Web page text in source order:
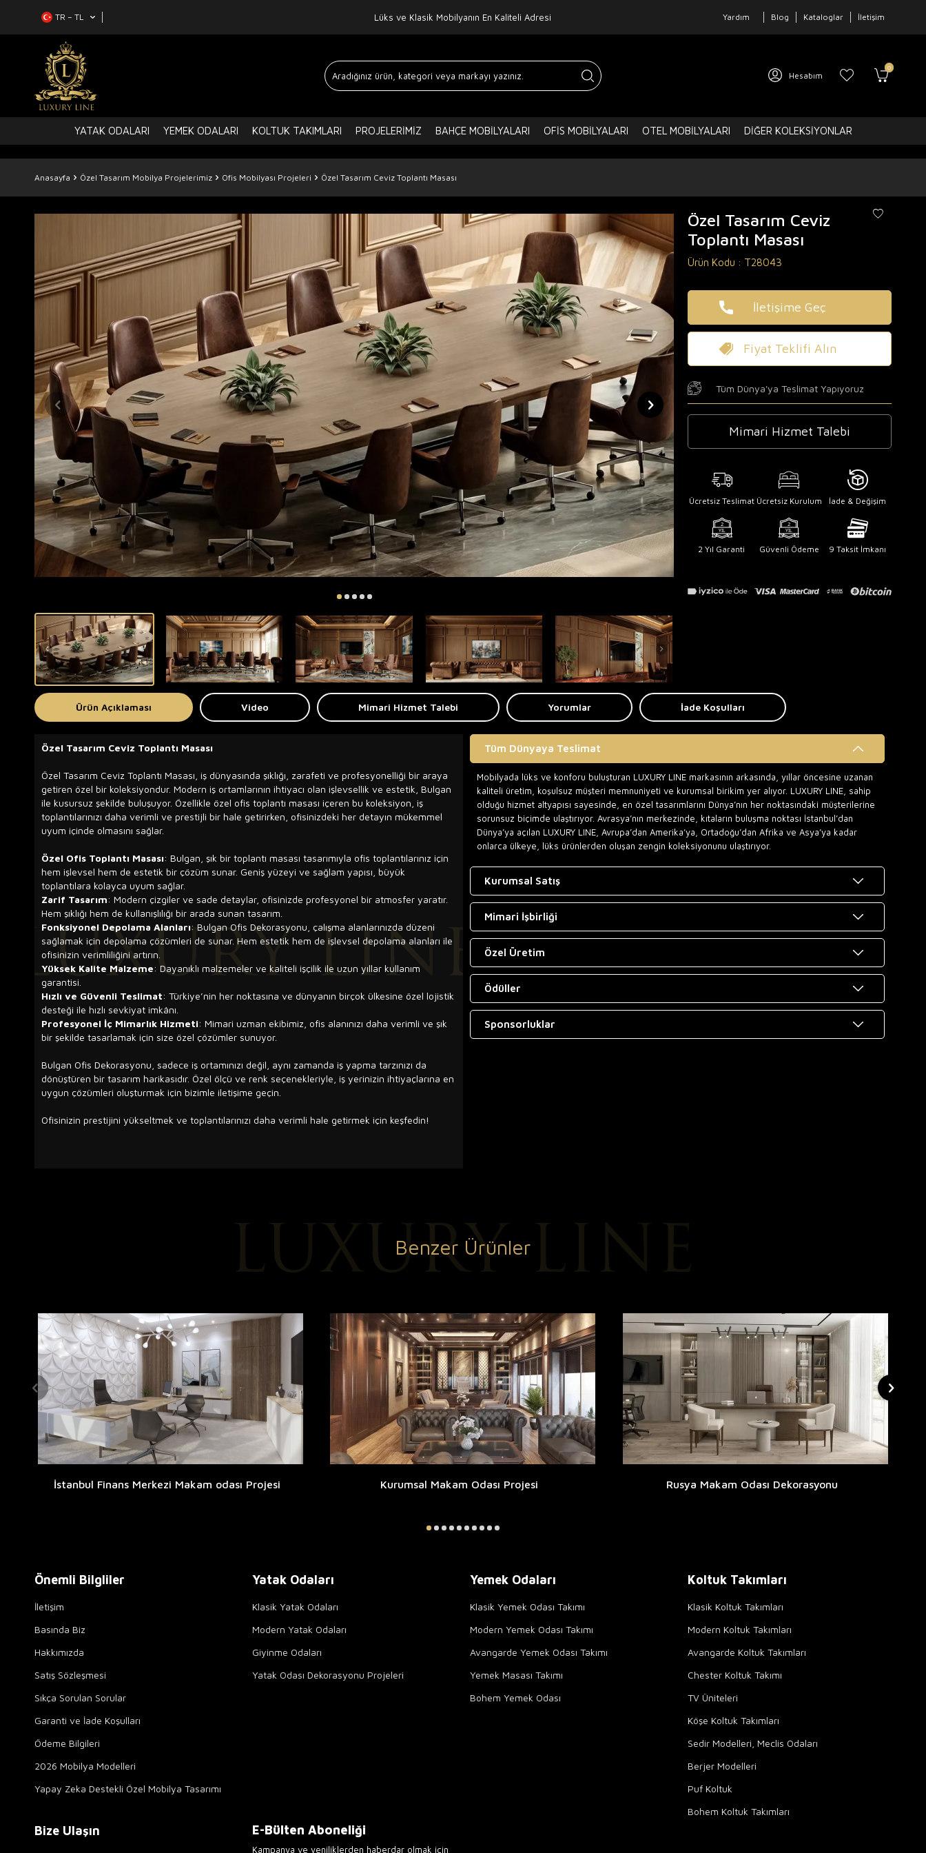
TR − TL Lüks ve Klasik Mobilyanın En Kaliteli Adresi Yardım Blog Kataloglar İletişim
Hesabım
0
YATAK ODALARI YEMEK ODALARI KOLTUK TAKIMLARI PROJELERIMIZ BAHÇE MOBILYALARI OFIS MOBILYALARI OTEL MOBILYALARI DIĞER KOLEKSIYONLAR
Anasayfa Özel Tasarım Mobilya Projelerimiz Ofis Mobilyası Projeleri Özel Tasarım Ceviz Toplantı Masası
Özel Tasarım Ceviz
Toplantı Masası
Ürün Kodu : T28043
İletişime Geç
Fiyat Teklifi Alın
Tüm Dünya'ya Teslimat Yapıyoruz
Mimari Hizmet Talebi
Ücretsiz Teslimat Ücretsiz Kurulum İade & Değişim
2 Yıl Garanti Güvenli Ödeme 9 Taksit İmkanı
Ürün Açıklaması Video Mimari Hizmet Talebi Yorumlar İade Koşulları
Özel Tasarım Ceviz Toplantı Masası
Özel Tasarım Ceviz Toplantı Masası, iş dünyasında şıklığı, zarafeti ve profesyonelliği bir araya
getiren özel bir koleksiyondur. Modern iş ortamlarının ihtiyacı olan işlevsellik ve estetik, Bulgan
ile kusursuz şekilde buluşuyor. Özellikle özel ofis toplantı masası içeren bu koleksiyon, iş
toplantılarınızı daha verimli ve prestijli bir hale getirirken, ofisinizdeki her detayın mükemmel
uyum içinde olmasını sağlar.
Özel Ofis Toplantı Masası: Bulgan, şık bir toplantı masası tasarımıyla ofis toplantılarınız için
hem işlevsel hem de estetik bir çözüm sunar. Geniş yüzeyi ve sağlam yapısı, büyük
toplantılara kolayca uyum sağlar.
Zarif Tasarım: Modern çizgiler ve sade detaylar, ofisinizde profesyonel bir atmosfer yaratır.
Hem şıklığı hem de kullanışlılığı bir arada sunan tasarım.
Fonksiyonel Depolama Alanları: Bulgan Ofis Dekorasyonu, çalışma alanlarınızda düzeni
sağlamak için depolama çözümleri de sunar. Hem estetik hem de işlevsel depolama alanları ile
ofisinizin verimliliğini artırın.
Yüksek Kalite Malzeme: Dayanıklı malzemeler ve kaliteli işçilik ile uzun yıllar kullanım
garantisi.
Hızlı ve Güvenli Teslimat: Türkiye’nin her noktasına ve dünyanın birçok ülkesine özel lojistik
desteği ile hızlı sevkiyat imkânı.
Profesyonel İç Mimarlık Hizmeti: Mimari uzman ekibimiz, ofis alanınızı daha verimli ve şık
bir şekilde tasarlamak için size özel çözümler sunuyor.
Bulgan Ofis Dekorasyonu, sadece iş ortamınızı değil, aynı zamanda iş yapma tarzınızı da
dönüştüren bir tasarım harikasıdır. Özel ölçü ve renk seçenekleriyle, iş yerinizin ihtiyaçlarına en
uygun çözümleri oluşturmak için bizimle iletişime geçin.
Ofisinizin prestijini yükseltmek ve toplantılarınızı daha verimli hale getirmek için keşfedin!
Tüm Dünyaya Teslimat
Mobilyada lüks ve konforu buluşturan LUXURY LINE markasının arkasında, yıllar öncesine uzanan
kaliteli üretim, koşulsuz müşteri memnuniyeti ve kurumsal birikim yer alıyor. LUXURY LINE, sahip
olduğu hizmet altyapısı sayesinde, en özel tasarımlarını Dünya’nın her noktasındaki müşterilerine
sorunsuz biçimde ulaştırıyor. Avrasya’nın merkezinde, kıtaların buluşma noktası İstanbul’dan
Dünya’ya açılan LUXURY LINE, Avrupa’dan Amerika’ya, Ortadoğu’dan Afrika ve Asya’ya kadar
onlarca ülkeye, lüks ürünlerden oluşan zengin koleksiyonunu ulaştırıyor.
Kurumsal Satış
Mimari İşbirliği
Özel Üretim
Ödüller
Sponsorluklar
Benzer Ürünler
İstanbul Finans Merkezi Makam odası Projesi Kurumsal Makam Odası Projesi Rusya Makam Odası Dekorasyonu
Önemli Bilgliler
İletişim
Basında Biz
Hakkımızda
Satış Sözleşmesi
Sıkça Sorulan Sorular
Garanti ve İade Koşulları
Ödeme Bilgileri
2026 Mobilya Modelleri
Yapay Zeka Destekli Özel Mobilya Tasarımı
Yatak Odaları
Klasik Yatak Odaları
Modern Yatak Odaları
Giyinme Odaları
Yatak Odası Dekorasyonu Projeleri
Yemek Odaları
Klasik Yemek Odası Takımı
Modern Yemek Odası Takımı
Avangarde Yemek Odası Takımı
Yemek Masası Takımı
Bohem Yemek Odası
Koltuk Takımları
Klasik Koltuk Takımları
Modern Koltuk Takımları
Avangarde Koltuk Takımları
Chester Koltuk Takımı
TV Üniteleri
Köşe Koltuk Takımları
Sedir Modelleri, Meclis Odaları
Berjer Modelleri
Puf Koltuk
Bohem Koltuk Takımları
Bize Ulaşın E-Bülten Aboneliği
Kampanya ve yeniliklerden haberdar olmak için